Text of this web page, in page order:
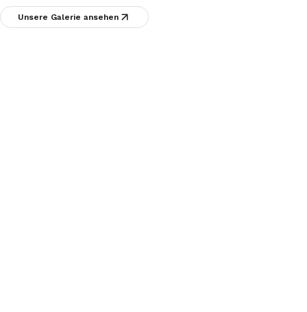
Unsere Galerie ansehen